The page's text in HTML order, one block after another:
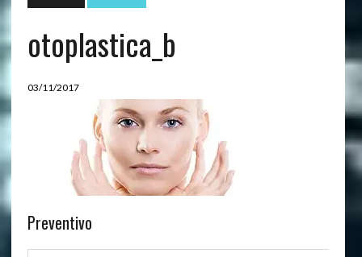
otoplastica_b
03/11/2017
Preventivo